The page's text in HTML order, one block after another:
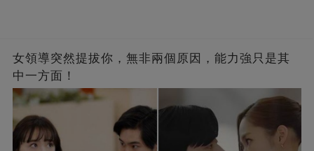
女領導突然提拔你，無非兩個原因，能力強只是其
中一方面！